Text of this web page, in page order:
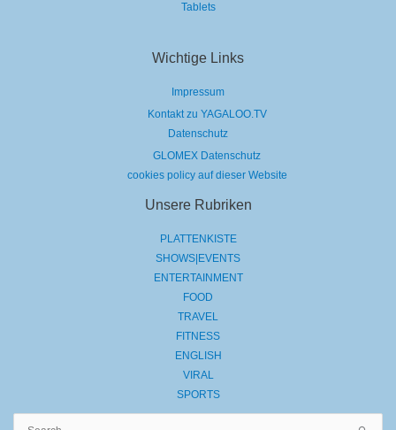
Tablets
Wichtige Links
Impressum
Kontakt zu YAGALOO.TV
Datenschutz
GLOMEX Datenschutz
cookies policy auf dieser Website
Unsere Rubriken
PLATTENKISTE
SHOWS|EVENTS
ENTERTAINMENT
FOOD
TRAVEL
FITNESS
ENGLISH
VIRAL
SPORTS